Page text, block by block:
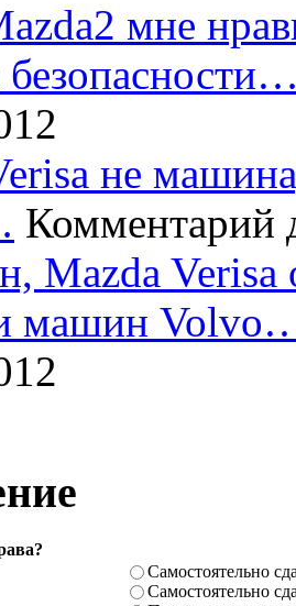
мне
не
Комментарий
Mazda
машин
Самостоя­тельно
Самостоя­тельно